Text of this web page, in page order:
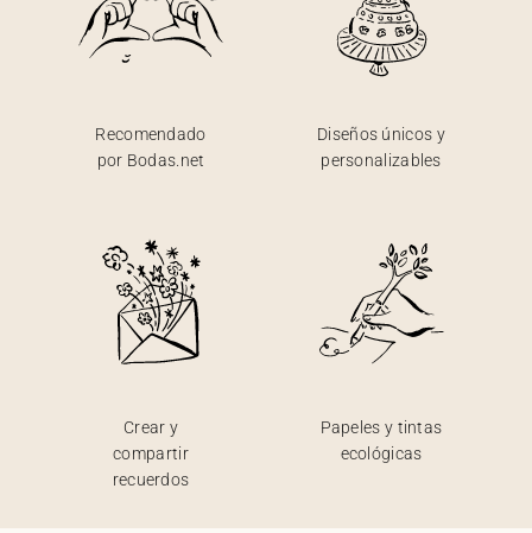
Recomendado
por Bodas.net
Diseños únicos y
personalizables
Crear y
compartir
recuerdos
Papeles y tintas
ecológicas